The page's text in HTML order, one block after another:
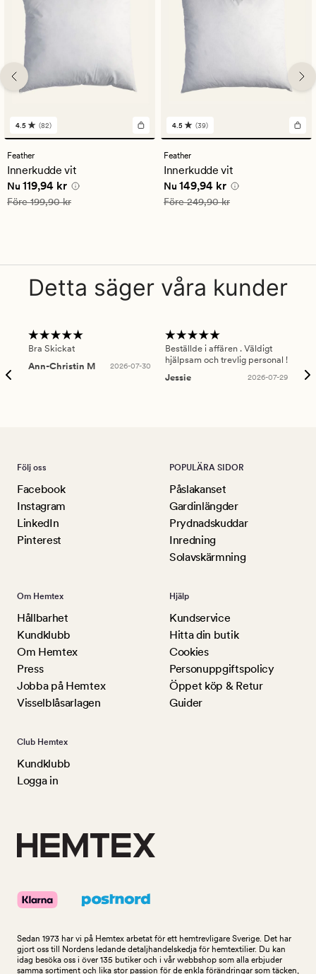
82
omdömen
med
ett
genomsnittligt
betyg
på
4.5
4.5 (82)
Feather
Innerkudde vit
Nuvarande pris
Nu 119,94 kr
Ordinarie pris 199,90 kr
Före199,90 kr
39
omdömen
med
ett
genomsnittligt
betyg
på
4.5
4.5 (39)
Feather
Innerkudde vit
Nuvarande pris
Nu 149,94 kr
Ordinarie pris 249,90 kr
Före249,90 kr
Detta säger våra kunder
Bra Skickat
Ann-Christin M
2026-07-30
Beställde i affären . Väldigt
hjälpsam och trevlig personal !
Jessie
2026-07-29
Följ oss
Facebook
Instagram
LinkedIn
Pinterest
POPULÄRA SIDOR
Påslakanset
Gardinlängder
Prydnadskuddar
Inredning
Solavskärmning
Om Hemtex
Hållbarhet
Kundklubb
Om Hemtex
Press
Jobba på Hemtex
Visselblåsarlagen
Hjälp
Kundservice
Hitta din butik
Cookies
Personuppgiftspolicy
Öppet köp & Retur
Guider
Club Hemtex
Kundklubb
Logga in
Sedan 1973 har vi på Hemtex arbetat för ett hemtrevligare Sverige. Det har
gjort oss till Nordens ledande detaljhandelskedja för hemtextilier. Du kan
idag besöka oss i över 135 butiker och i vår webbshop som alla erbjuder
samma sortiment och lika stor passion för de enkla förändringar som täcken,